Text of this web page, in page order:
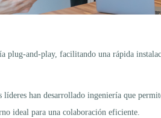
plug-and-play, facilitando una rápida
han desarrollado ingeniería que
ideal para una colaboración eficiente.